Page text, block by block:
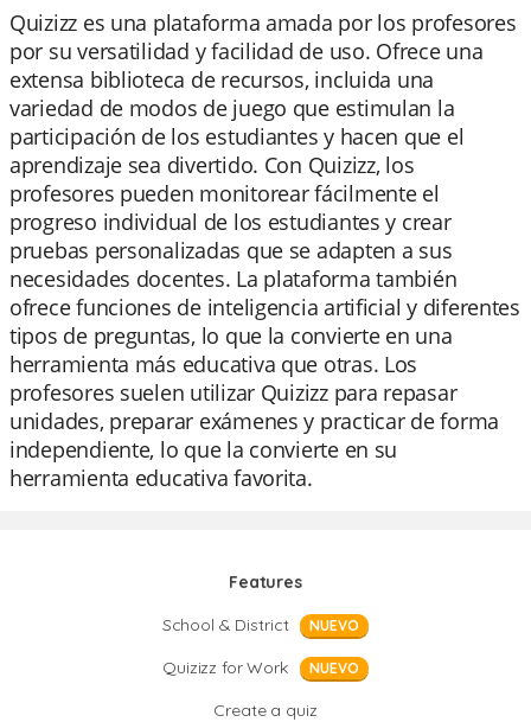
Quizizz es una plataforma amada por los profesores
por su versatilidad y facilidad de uso. Ofrece una
extensa biblioteca de recursos, incluida una
variedad de modos de juego que estimulan la
participación de los estudiantes y hacen que el
aprendizaje sea divertido. Con Quizizz, los
profesores pueden monitorear fácilmente el
progreso individual de los estudiantes y crear
pruebas personalizadas que se adapten a sus
necesidades docentes. La plataforma también
ofrece funciones de inteligencia artificial y diferentes
tipos de preguntas, lo que la convierte en una
herramienta más educativa que otras. Los
profesores suelen utilizar Quizizz para repasar
unidades, preparar exámenes y practicar de forma
independiente, lo que la convierte en su
herramienta educativa favorita.
Features
School & District
NUEVO
Quizizz for Work NUEVO
Create a quiz